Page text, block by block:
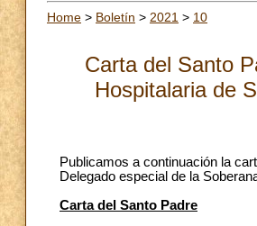
Home > Boletín > 2021 > 10
Carta del Santo
Hospitalaria de
Publicamos a continuación la
Delegado especial de la
Carta del Santo Padre